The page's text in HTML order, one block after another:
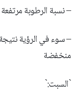
– نسبة الرطوبة
– سوء في الرؤية
منخفضة
`السبت:`